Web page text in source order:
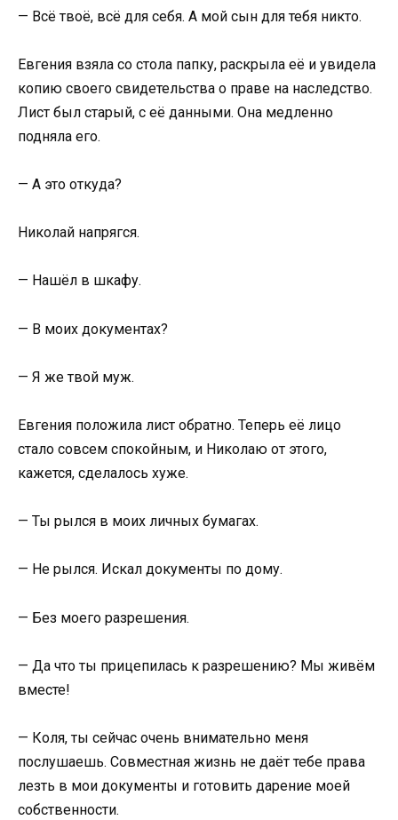
— Всё твоё, всё для себя. А мой сын для тебя никто.
Евгения взяла со стола папку, раскрыла её и увидела
копию своего свидетельства о праве на наследство.
Лист был старый, с её данными. Она медленно
подняла его.
— А это откуда?
Николай напрягся.
— Нашёл в шкафу.
— В моих документах?
— Я же твой муж.
Евгения положила лист обратно. Теперь её лицо
стало совсем спокойным, и Николаю от этого,
кажется, сделалось хуже.
— Ты рылся в моих личных бумагах.
— Не рылся. Искал документы по дому.
— Без моего разрешения.
— Да что ты прицепилась к разрешению? Мы живём
вместе!
— Коля, ты сейчас очень внимательно меня
послушаешь. Совместная жизнь не даёт тебе права
лезть в мои документы и готовить дарение моей
собственности.